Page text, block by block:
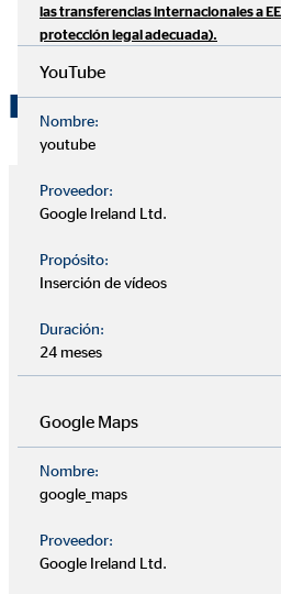
B
Barcelona
Néstor Navalón
las transferencias internacionales a
protección legal adecuada).
YouTube
Nombre:
youtube
Proveedor:
Google Ireland Ltd.
Propósito:
Inserción de vídeos
Duración:
24 meses
Google Maps
Nombre:
google_maps
Proveedor:
Google Ireland Ltd.